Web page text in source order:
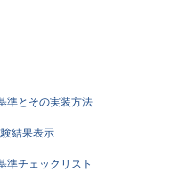
準とその実装方法
結果表示
準チェックリスト